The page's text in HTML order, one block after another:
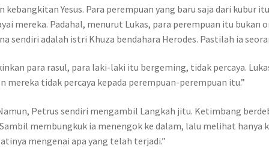
Yesus. Para perempuan yang baru saja dari kubur
mereka. Padahal, menurut Lukas, para perempuan itu bukan
sendiri adalah istri Khuza bendahara Herodes. Pastilah ia
para rasul, para laki-laki itu bergeming, tidak percaya.
tidak percaya kepada perempuan-perempuan itu.”
Petrus sendiri mengambil Langkah jitu. Ketimbang
membungkuk ia menengok ke dalam, lalu melihat hanya
mengenai apa yang telah terjadi.”